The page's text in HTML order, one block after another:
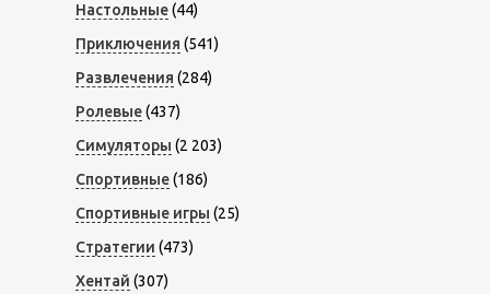
Настольные(44)
Приключения (541)
Развлечения (284)
Ролевые(437)
Симуляторы (2 203)
Спортивные(186)
Спортивные игры (25)
Стратегии (473)
Хентай (307)